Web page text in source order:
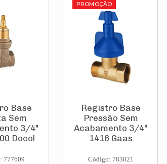
Base
Sem
3/4"
Docol
777609
PROMOÇÃO
Registro Base
Pressão Sem
Acabamento 3/4"
1416 Gaas
Código: 783021